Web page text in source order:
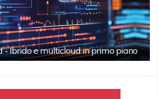
- Ibrido e multicloud in primo piano